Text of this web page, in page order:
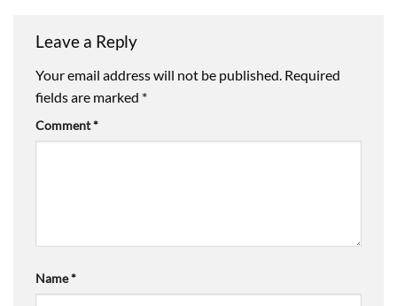
Leave a Reply
Your email address will not be published. Required
fields are marked *
Comment*
Name*